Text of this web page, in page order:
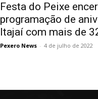
Festa do Peixe
programação de
Itajaí com mais de
Pexero News - 4 de julho de 2022